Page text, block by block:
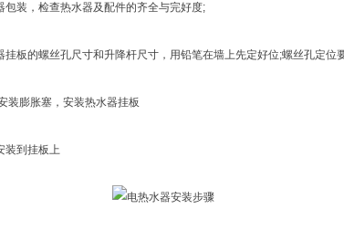
装，检查热水器及配件的齐全与完好度;
板的螺丝孔尺寸和升降杆尺寸，用铅笔在墙上先定好位;螺丝孔定位
装膨胀塞，安装热水器挂板
装到挂板上